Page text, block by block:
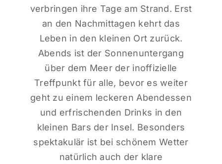
verbringen ihre Tage am Strand. Erst
an den Nachmittagen kehrt das
Leben in den kleinen Ort zurück.
Abends ist der Sonnenuntergang
über dem Meer der inoffizielle
Treffpunkt für alle, bevor es weiter
geht zu einem leckeren Abendessen
und erfrischenden Drinks in den
kleinen Bars der Insel. Besonders
spektakulär ist bei schönem Wetter
natürlich auch der klare